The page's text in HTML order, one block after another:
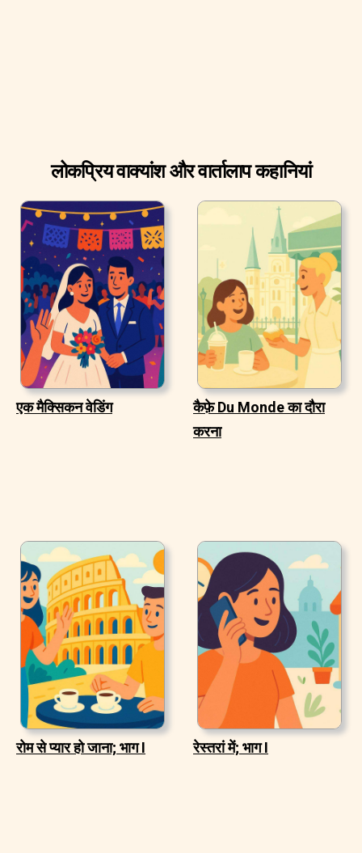
लोकप्रिय वाक्यांश और वार्तालाप कहानियां
एक मैक्सिकन वेडिंग
कैफ़े Du Monde का दौरा
करना
रोम से प्यार हो जाना; भाग I रेस्तरां में; भाग I